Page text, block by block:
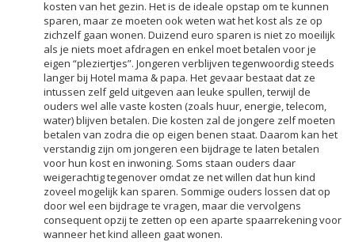
kosten van het gezin. Het is de ideale opstap om te kunnen
sparen, maar ze moeten ook weten wat het kost als ze op
zichzelf gaan wonen. Duizend euro sparen is niet zo moeilijk
als je niets moet afdragen en enkel moet betalen voor je
eigen “pleziertjes”. Jongeren verblijven tegenwoordig steeds
langer bij Hotel mama & papa. Het gevaar bestaat dat ze
intussen zelf geld uitgeven aan leuke spullen, terwijl de
ouders wel alle vaste kosten (zoals huur, energie, telecom,
water) blijven betalen. Die kosten zal de jongere zelf moeten
betalen van zodra die op eigen benen staat. Daarom kan het
verstandig zijn om jongeren een bijdrage te laten betalen
voor hun kost en inwoning. Soms staan ouders daar
weigerachtig tegenover omdat ze net willen dat hun kind
zoveel mogelijk kan sparen. Sommige ouders lossen dat op
door wel een bijdrage te vragen, maar die vervolgens
consequent opzij te zetten op een aparte spaarrekening voor
wanneer het kind alleen gaat wonen.